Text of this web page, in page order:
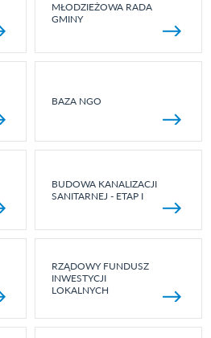
MŁODZIEŻOWA RADA
GMINY
BAZA NGO
BUDOWA KANALIZACJI
SANITARNEJ - ETAP I
RZĄDOWY FUNDUSZ
INWESTYCJI
LOKALNYCH